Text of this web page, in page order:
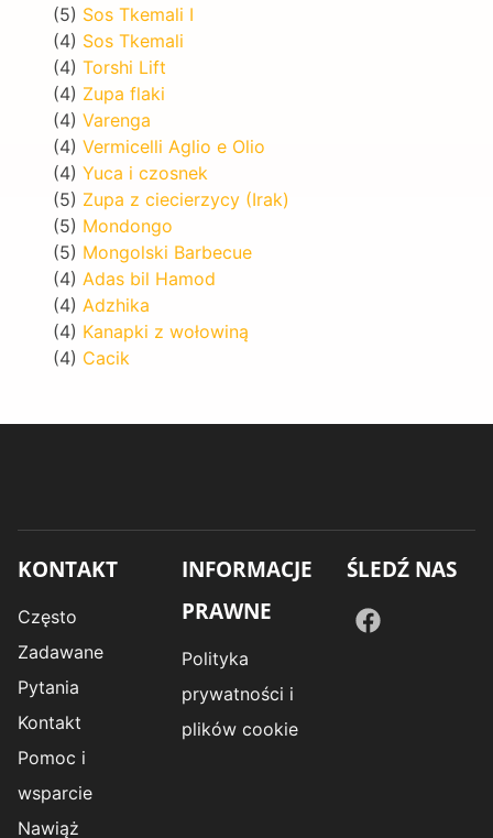
(5) Sos Tkemali I
(4) Sos Tkemali
(4) Torshi Lift
(4) Zupa flaki
(4) Varenga
(4) Vermicelli Aglio e Olio
(4) Yuca i czosnek
(5) Zupa z ciecierzycy (Irak)
(5) Mondongo
(5) Mongolski Barbecue
(4) Adas bil Hamod
(4) Adzhika
(4) Kanapki z wołowiną
(4) Cacik
KONTAKT
Często
Zadawane
Pytania
Kontakt
Pomoc i
wsparcie
Nawiąż
INFORMACJE
PRAWNE
Polityka
prywatności i
plików cookie
ŚLEDŹ NAS